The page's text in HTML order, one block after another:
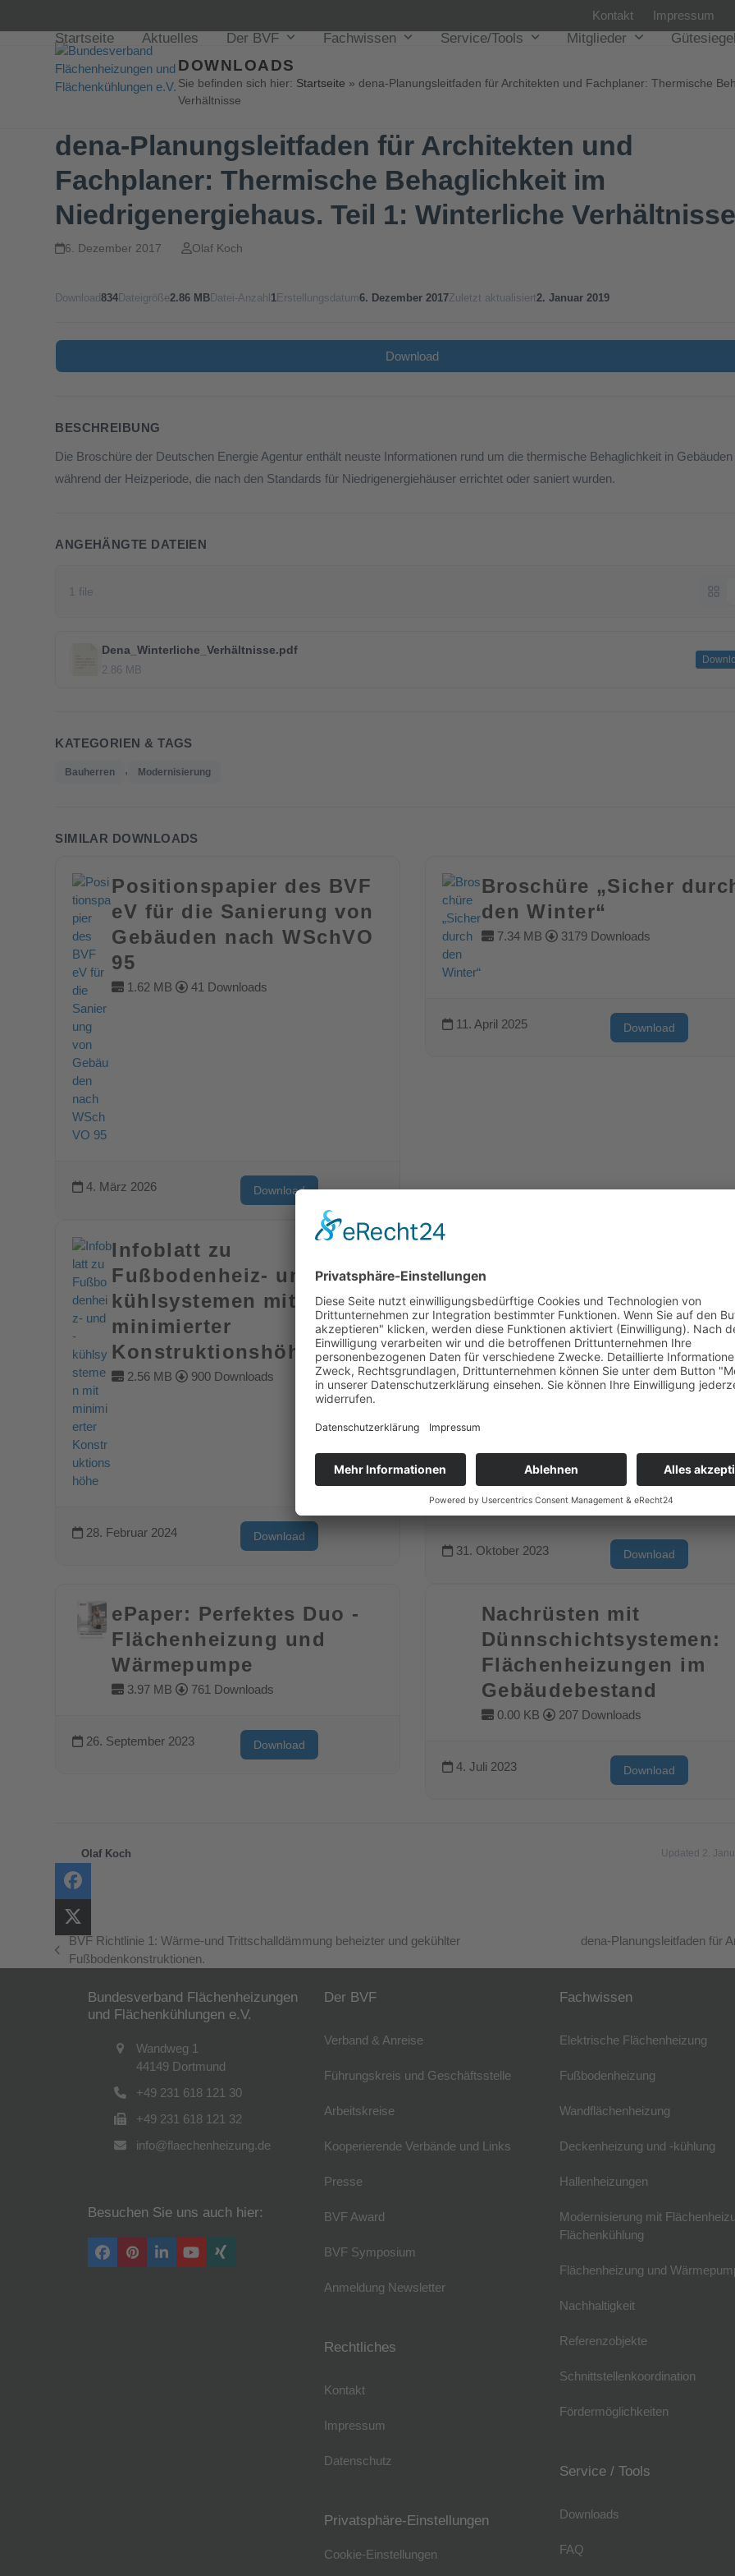
Kontakt Impressum
Startseite Aktuelles Der BVF Fachwissen Service/Tools Mitglieder
DOWNLOADS
Sie befinden sich hier: Startseite »dena-Planungsleitfaden für Architekten und Fachplaner: Thermische
Verhältnisse
dena-Planungsleitfaden für Architekten und
Fachplaner: Thermische Behaglichkeit im
Niedrigenergiehaus. Teil 1: Winterliche
6. Dezember 2017 Olaf Koch
Download834 Dateigröße2.86 MB Datei-Anzahl 1 Erstellungsdatum6. Dezember 2017Zuletzt aktualisiert2. Januar 2019
Download
BESCHREIBUNG
Die Broschüre der Deutschen Energie Agentur enthält neuste Informationen rund um die thermische Behaglichkeit in Gebäuden
während der Heizperiode, die nach den Standards für Niedrigenergiehäuser errichtet oder saniert wurden.
ANGEHÄNGTE DATEIEN
1 file
Dena_Winterliche_Verhältnisse.pdf
2.86 MB
KATEGORIEN & TAGS
Bauherren , Modernisierung
SIMILAR DOWNLOADS
Positionspapier des BVF
eV für die Sanierung von
Gebäuden nach WSchVO
95
1.62 MB 41 Downloads
4. März 2026 Download
Broschüre „Sicher
den Winter“
7.34 MB 3179 Downloads
11. April 2025 Download
Infoblatt zu
Fußbodenheiz- und -
kühlsystemen mit
minimierter
Konstruktionshöhe
2.56 MB 900 Downloads
28. Februar 2024 Download
Boden, Wand oder
Behaglichkeit,
Energieeffizienz und
Flexibilität.
6.36 MB 695 Downloads
31. Oktober 2023 Download
ePaper: Perfektes Duo -
Flächenheizung und
Wärmepumpe
3.97 MB 761 Downloads
26. September 2023 Download
Nachrüsten mit
Dünnschichtsystemen:
Flächenheizungen im
Gebäudebestand
0.00 KB 207 Downloads
4. Juli 2023 Download
Olaf Koch Updated 2.
vorheriger
BVF Richtlinie 1: Wärme-und Trittschalldämmung beheizter und gekühlter
Fußbodenkonstruktionen.
dena-Planungsleitfaden für
Bundesverband Flächenheizungen
und Flächenkühlungen e.V.
Wandweg 1
44149 Dortmund
+49 231 618 121 30
+49 231 618 121 32
info@flaechenheizung.de
Besuchen Sie uns auch hier:
Facebook
PinterestLinkedInYouTube
Xing
Der BVF
Verband & Anreise
Führungskreis und Geschäftsstelle
Arbeitskreise
Kooperierende Verbände und Links
Presse
BVF Award
BVF Symposium
Anmeldung Newsletter
Rechtliches
Kontakt
Impressum
Datenschutz
Privatsphäre-Einstellungen
Cookie-Einstellungen
Fachwissen
Elektrische Flächenheizung
Fußbodenheizung
Wandflächenheizung
Deckenheizung und -kühlung
Hallenheizungen
Modernisierung mit
Flächenkühlung
Flächenheizung und
Nachhaltigkeit
Referenzobjekte
Schnittstellenkoordination
Fördermöglichkeiten
Service / Tools
Downloads
FAQ